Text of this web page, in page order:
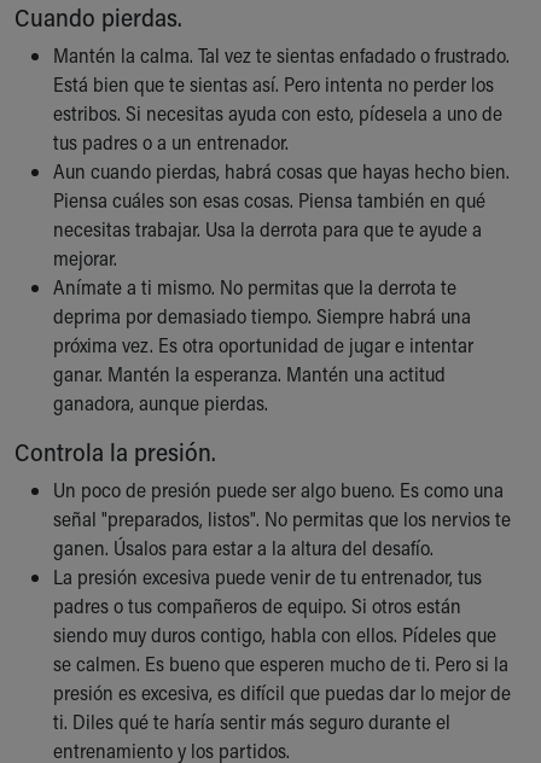
Cincinnati Children's
Your Visit
MyChart Telehealth Visits
Directions
Doggie Brigade
During Your Visit
Financial Services
Rest Accommodations
Visiting
Gift Shop
Department of Public Safety
Health Info
Health Information
Healthy Info, Healthy Kids
Inside Children's Blog
KidsHealth Topics
Family Library
Educational Resources
Injury Prevention
Medical Records
Symptom Checker
Skip to main content
Cuando pierdas.
Mantén la calma. Tal vez te sientas enfadado o frustrado.
Está bien que te sientas así. Pero intenta no perder los
estribos. Si necesitas ayuda con esto, pídesela a uno de
tus padres o a un entrenador.
Aun cuando pierdas, habrá cosas que hayas hecho bien.
Piensa cuáles son esas cosas. Piensa también en qué
necesitas trabajar. Usa la derrota para que te ayude a
mejorar.
Anímate a ti mismo. No permitas que la derrota te
deprima por demasiado tiempo. Siempre habrá una
próxima vez. Es otra oportunidad de jugar e intentar
ganar. Mantén la esperanza. Mantén una actitud
ganadora, aunque pierdas.
Controla la presión.
Un poco de presión puede ser algo bueno. Es como una
señal "preparados, listos". No permitas que los nervios te
ganen. Úsalos para estar a la altura del desafío.
La presión excesiva puede venir de tu entrenador, tus
padres o tus compañeros de equipo. Si otros están
siendo muy duros contigo, habla con ellos. Pídeles que
se calmen. Es bueno que esperen mucho de ti. Pero si la
presión es excesiva, es difícil que puedas dar lo mejor de
ti. Diles qué te haría sentir más seguro durante el
entrenamiento y los partidos.